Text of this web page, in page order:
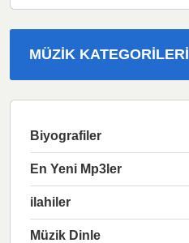
MÜZIK KATEGORILERI
Biyografiler
En Yeni Mp3ler
ilahiler
Müzik Dinle